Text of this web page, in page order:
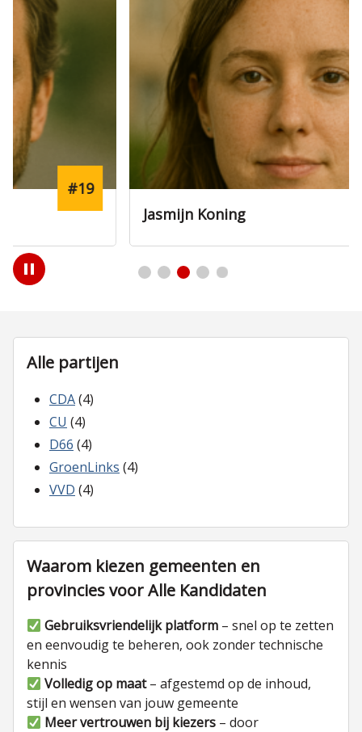
Jasmijn Koning
#10
Play
/
Alle partijen
CDA(4)
CU (4)
D66 (4)
GroenLinks (4)
VVD (4)
Waarom kiezen gemeenten en
provincies voor Alle Kandidaten
Gebruiksvriendelijk platform – snel op te zetten
en eenvoudig te beheren, ook zonder technische
kennis
Volledig op maat– afgestemd op de inhoud,
stijl en wensen van jouw gemeente
Meer vertrouwen bij kiezers – door